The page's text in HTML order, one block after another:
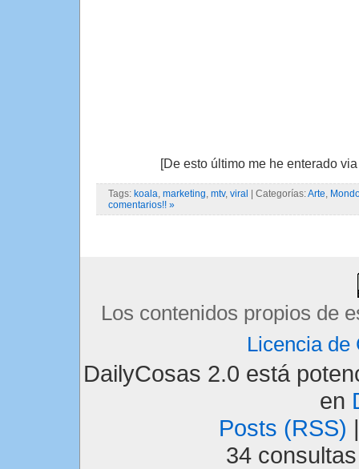
[De esto último me he enterado
Tags: koala marketing mtv, viral | Categorías:Arte
comentarios!! »
Los contenidos propios de
Licencia de
DailyCosas 2.0 está
en
Posts (RSS)
34